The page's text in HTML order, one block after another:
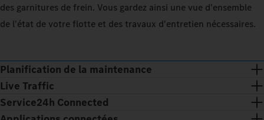
des garnitures de frein. Vous gardez ainsi une vue d'ensemble
de l'état de votre flotte et des travaux d'entretien nécessaires.
Planification de la maintenance
Live Traffic
Service24h Connected